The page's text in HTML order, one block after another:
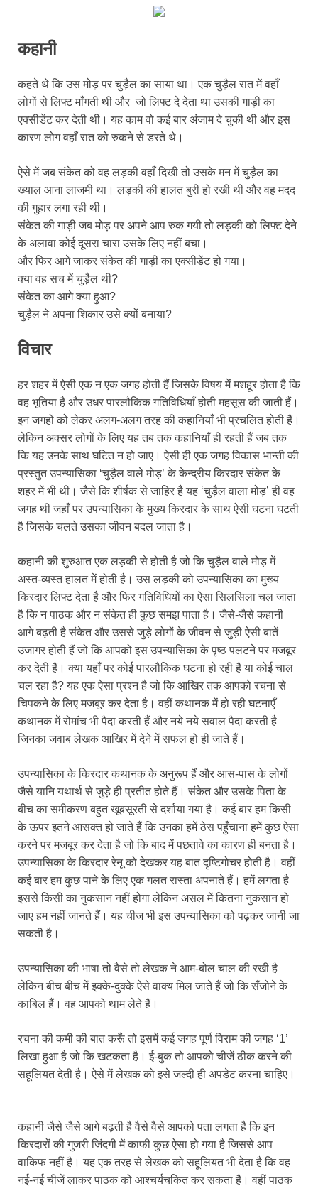
कहानी
कहते थे कि उस मोड़ पर चुड़ैल का साया था। एक चुड़ैल रात में वहाँ
लोगों से लिफ्ट माँगती थी और जो लिफ्ट दे देता था उसकी गाड़ी का
एक्सीडेंट कर देती थी। यह काम वो कई बार अंजाम दे चुकी थी और इस
कारण लोग वहाँ रात को रुकने से डरते थे।
ऐसे में जब संकेत को वह लड़की वहाँ दिखी तो उसके मन में चुड़ैल का
ख्याल आना लाजमी था। लड़की की हालत बुरी हो रखी थी और वह मदद
की गुहार लगा रही थी।
संकेत की गाड़ी जब मोड़ पर अपने आप रुक गयी तो लड़की को लिफ्ट देने
के अलावा कोई दूसरा चारा उसके लिए नहीं बचा।
और फिर आगे जाकर संकेत की गाड़ी का एक्सीडेंट हो गया।
क्या वह सच में चुड़ैल थी?
संकेत का आगे क्या हुआ?
चुड़ैल ने अपना शिकार उसे क्यों बनाया?
विचार
हर शहर में ऐसी एक न एक जगह होती हैं जिसके विषय में मशहूर होता है कि
वह भूतिया है और उधर पारलौकिक गतिविधियाँ होती महसूस की जाती हैं।
इन जगहों को लेकर अलग-अलग तरह की कहानियाँ भी प्रचलित होती हैं।
लेकिन अक्सर लोगों के लिए यह तब तक कहानियाँ ही रहती हैं जब तक
कि यह उनके साथ घटित न हो जाए। ऐसी ही एक जगह विकास भान्ती की
प्रस्तुत उपन्यासिका ‘चुड़ैल वाले मोड़’ के केन्द्रीय किरदार संकेत के
शहर में भी थी। जैसे कि शीर्षक से जाहिर है यह ‘चुड़ैल वाला मोड़’ ही वह
जगह थी जहाँ पर उपन्यासिका के मुख्य किरदार के साथ ऐसी घटना घटती
है जिसके चलते उसका जीवन बदल जाता है।
कहानी की शुरुआत एक लड़की से होती है जो कि चुड़ैल वाले मोड़ में
अस्त-व्यस्त हालत में होती है। उस लड़की को उपन्यासिका का मुख्य
किरदार लिफ्ट देता है और फिर गतिविधियों का ऐसा सिलसिला चल जाता
है कि न पाठक और न संकेत ही कुछ समझ पाता है। जैसे-जैसे कहानी
आगे बढ़ती है संकेत और उससे जुड़े लोगों के जीवन से जुड़ी ऐसी बातें
उजागर होती हैं जो कि आपको इस उपन्यासिका के पृष्ठ पलटने पर मजबूर
कर देती हैं। क्या यहाँ पर कोई पारलौकिक घटना हो रही है या कोई चाल
चल रहा है? यह एक ऐसा प्रश्न है जो कि आखिर तक आपको रचना से
चिपकने के लिए मजबूर कर देता है। वहीं कथानक में हो रही घटनाएँ
कथानक में रोमांच भी पैदा करती हैं और नये नये सवाल पैदा करती है
जिनका जवाब लेखक आखिर में देने में सफल हो ही जाते हैं।
उपन्यासिका के किरदार कथानक के अनुरूप हैं और आस-पास के लोगों
जैसे यानि यथार्थ से जुड़े ही प्रतीत होते हैं। संकेत और उसके पिता के
बीच का समीकरण बहुत खूबसूरती से दर्शाया गया है। कई बार हम किसी
के ऊपर इतने आसक्त हो जाते हैं कि उनका हमें ठेस पहुँचाना हमें कुछ ऐसा
करने पर मजबूर कर देता है जो कि बाद में पछतावे का कारण ही बनता है।
उपन्यासिका के किरदार रेनू को देखकर यह बात दृष्टिगोचर होती है। वहीं
कई बार हम कुछ पाने के लिए एक गलत रास्ता अपनाते हैं। हमें लगता है
इससे किसी का नुकसान नहीं होगा लेकिन असल में कितना नुकसान हो
जाए हम नहीं जानते हैं। यह चीज भी इस उपन्यासिका को पढ़कर जानी जा
सकती है।
उपन्यासिका की भाषा तो वैसे तो लेखक ने आम-बोल चाल की रखी है
लेकिन बीच बीच में इक्के-दुक्के ऐसे वाक्य मिल जाते हैं जो कि सँजोने के
काबिल हैं। वह आपको थाम लेते हैं।
रचना की कमी की बात करूँ तो इसमें कई जगह पूर्ण विराम की जगह ‘1’
लिखा हुआ है जो कि खटकता है। ई-बुक तो आपको चीजें ठीक करने की
सहूलियत देती है। ऐसे में लेखक को इसे जल्दी ही अपडेट करना चाहिए।
कहानी जैसे जैसे आगे बढ़ती है वैसे वैसे आपको पता लगता है कि इन
किरदारों की गुजरी जिंदगी में काफी कुछ ऐसा हो गया है जिससे आप
वाकिफ नहीं है। यह एक तरह से लेखक को सहूलियत भी देता है कि वह
नई-नई चीजें लाकर पाठक को आश्चर्यचकित कर सकता है। वहीं पाठक